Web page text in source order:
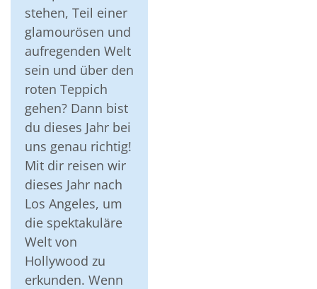
stehen, Teil einer
glamourösen und
aufregenden Welt
sein und über den
roten Teppich
gehen? Dann bist
du dieses Jahr bei
uns genau richtig!
Mit dir reisen wir
dieses Jahr nach
Los Angeles, um
die spektakuläre
Welt von
Hollywood zu
erkunden. Wenn